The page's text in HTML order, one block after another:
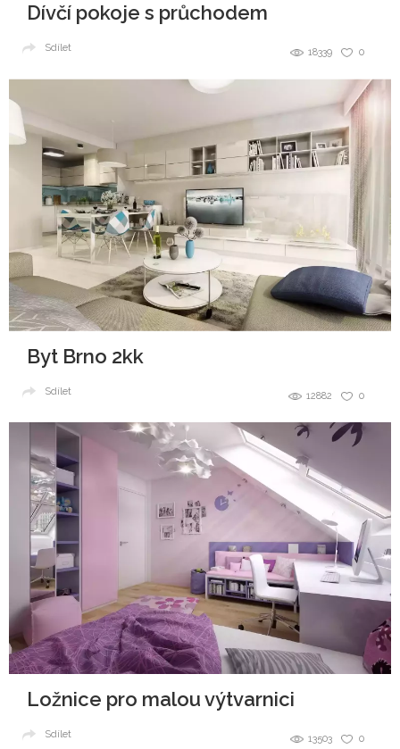
Dívčí pokoje s průchodem
0
18339
Sdílet
Byt Brno 2kk
0
12882
Sdílet
Ložnice pro malou výtvarnici
0
13503
Sdílet